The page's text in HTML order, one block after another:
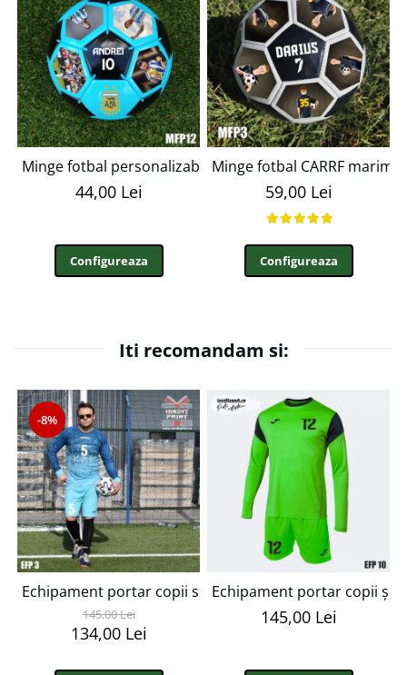
Minge fotbal personalizabila cu poza si text MFN12
44,00 Lei
Configureaza
Minge fotbal CARRF
59,00 Lei
Configureaza
Iti recomandam si:
-8%
Echipament portar copii si adulti personalizabil EFP3
145,00 Lei
134,00 Lei
Echipament portar copii și
145,00 Lei